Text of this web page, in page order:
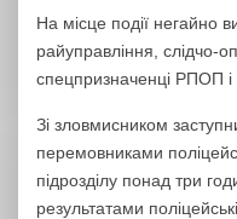
На місце події негайно
райуправління, слідчо-
спецпризначенці РПОП і
Зі зловмисником
перемовниками
підрозділу понад три
результатами